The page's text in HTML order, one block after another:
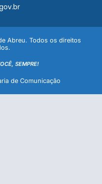
Abreu. Todos os direitos
SEMPRE!
de Comunicação